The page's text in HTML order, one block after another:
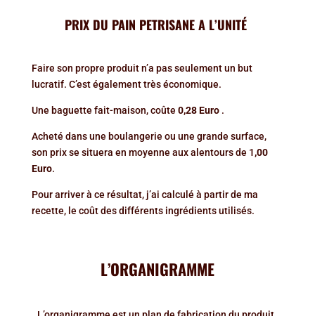
PRIX DU PAIN PETRISANE A L’UNITÉ
Faire son propre produit n’a pas seulement un but
lucratif. C’est également très économique.
Une baguette fait-maison, coûte 0,28 Euro.
Acheté dans une boulangerie ou une grande surface,
son prix se situera en moyenne aux alentours de 1,00
Euro.
Pour arriver à ce résultat, j’ai calculé à partir de ma
recette, le coût des différents ingrédients utilisés.
L’ORGANIGRAMME